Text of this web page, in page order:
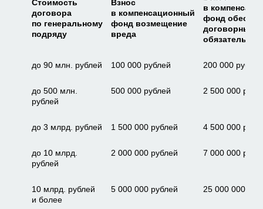
Стоимость
договора
по генеральному
подряду
Взнос
в компенсационный
фонд возмещение
вреда
в
фонд
договорных
обязательств
до 90 млн. рублей 100 000 рублей 200 000 рублей
до 500 млн.
рублей
500 000 рублей 2 500 000
до 3 млрд. рублей 1 500 000 рублей 4 500 000
до 10 млрд.
рублей
2 000 000 рублей 7 000 000
10 млрд. рублей
и более
5 000 000 рублей 25 000 000